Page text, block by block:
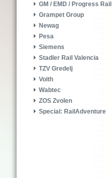
GM / EMD / Progress Rail
Grampet Group
Newag
Pesa
Siemens
Stadler Rail Valencia
TZV Gredelj
Voith
Wabtec
ZOS Zvolen
Special: RailAdventure